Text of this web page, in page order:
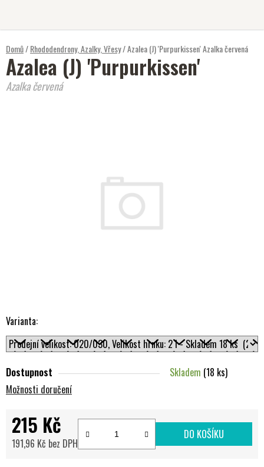
Domů/Rhododendrony, Azalky, Vřesy/Azalea (J) 'Purpurkissen'Azalka červená
Varianta:
Dostupnost Skladem (18 ks)
Možnosti doručení
215 Kč
191,96 Kč bez DPH
DO KOŠÍKU
Azalea (J) 'Purpurkissen'
Azalka červená